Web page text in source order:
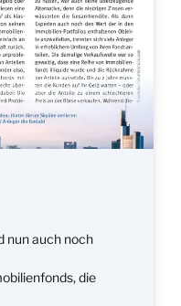
nun auch noch
die